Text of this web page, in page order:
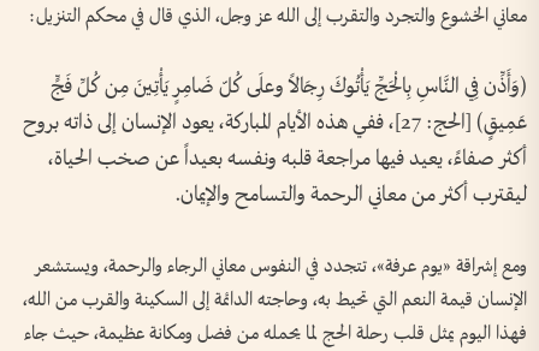
معاني الخشوع والتجرد والتقرب إلى الله عز وجل، الذي قال في محكم التنزيل:
(وَأَذِّن فِي النَّاسِ بِالْحَجِّ يَأْتُوكَ رِجَالاً وعلَى كُلّ ضَامِرٍ يَأْتِينَ مِن كُلِّ فَجٍّ
عَمِيقٍ) [الحج: 27]، ففي هذه الأيام المباركة، يعود الإنسان إلى ذاته بروح
أكثر صفاءً، يعيد فيها مراجعة قلبه ونفسه بعيداً عن صخب الحياة،
ليقترب أكثر من معاني الرحمة والتسامح والإيمان.
ومع إشراقة «يوم عرفة»، تتجدد في النفوس معاني الرجاء والرحمة، ويستشعر
الإنسان قيمة النعم التي تحيط به، وحاجته الدائمة إلى السكينة والقرب من الله،
فهذا اليوم يمثل قلب رحلة الحج لما يحمله من فضل ومكانة عظيمة، حيث جاء